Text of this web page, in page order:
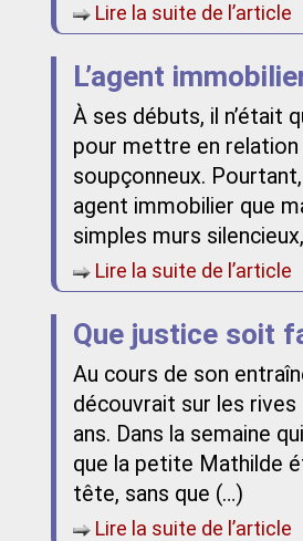
Lire la suite de l’article
L’agent
À ses débuts, il n’était
pour mettre en
soupçonneux.
agent immobilier que
simples murs
Lire la suite de l’article
Que justice soit
Au cours de son
découvrait sur les rives
ans. Dans la semaine
que la petite Mathilde
tête, sans que (…)
Lire la suite de l’article